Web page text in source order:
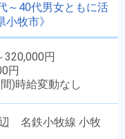
～40代男女ともに活
牧市》
320,000円
円
)時給変動なし
名鉄小牧線 小牧